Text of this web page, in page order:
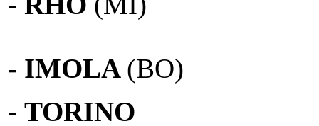
- IMOLA (BO)
- TORINO